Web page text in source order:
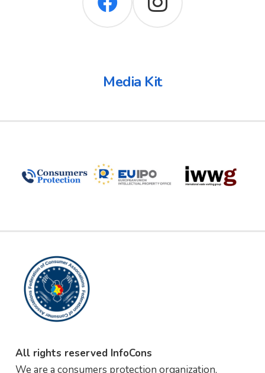
Media Kit
All rights reserved InfoCons
We are a consumers protection organization,